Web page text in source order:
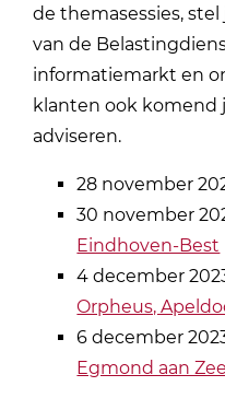
de themasessies,
van de
informatiemarkt en
klanten ook komend
adviseren.
28 november
30 november
Eindhoven-Best
4 december
Orpheus,
6 december
Egmond aan Zee